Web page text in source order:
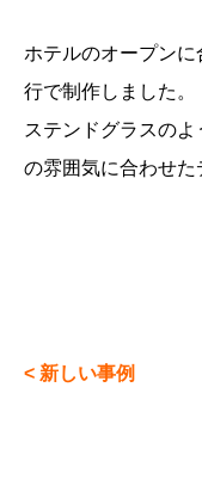
ホテルのオープン
行で制作しました。
ステンドグラスの
の雰囲気に合わせた
< 新しい事例